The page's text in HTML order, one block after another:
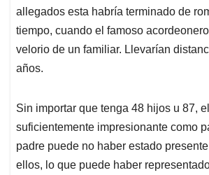
allegados esta habría terminado de
tiempo, cuando el famoso
velorio de un familiar. Llevarían
años.
Sin importar que tenga 48 hijos u 87,
suficientemente impresionante como
padre puede no haber estado
ellos, lo que puede haber